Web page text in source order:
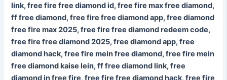
link, free fire free diamond id, free fire max free diamond,
ff free diamond, free fire free diamond app, free diamond
free fire max 2025, free fire free diamond redeem code,
free fire free diamond 2025, free diamond app, free
diamond hack, free fire mein free diamond, free fire mein
free diamond kaise lein, ff free diamond link, free
diamond in free fire, free fire free diamond hack, free fire